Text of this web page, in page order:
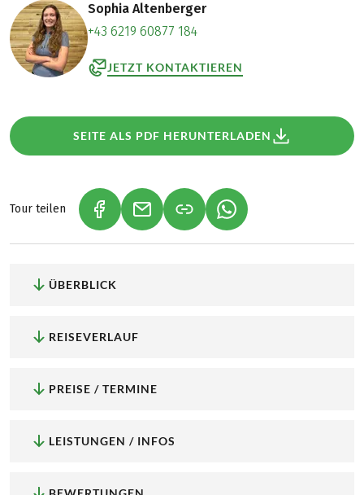
Sophia Altenberger
+43 6219 60877 184
JETZT KONTAKTIEREN
SEITE ALS PDF HERUNTERLADEN
Tour teilen (LINK ÖFFNET IN NEUEM TAB)
(LINK ÖFFNET IN NEUEM TAB)
(LINK ÖFFNET IN
ÜBERBLICK
REISEVERLAUF
PREISE / TERMINE
LEISTUNGEN / INFOS